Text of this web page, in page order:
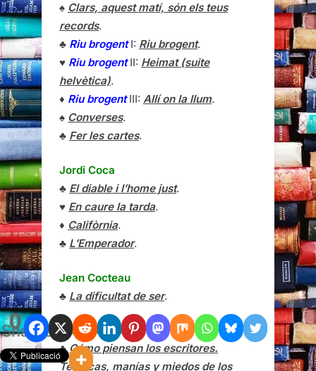
0
Shares
♠ Clars, aquest matí, són els teus
records.
♣ Riu brogentI: Riu brogent.
♥ Riu brogentII: Heimat (suite
helvètica).
♦ Riu brogentIII: Allí on la llum.
♠ Converses.
♣ Fer les cartes.
Jordi Coca
♣ El diable i l’home just.
♥ En caure la tarda.
♦ Califòrnia.
♣ L’Emperador.
Jean Cocteau
♣ La dificultat de ser.
Richard Cohen
♣Cómo piensan los escritores.
Técnicas, manías y miedos de los